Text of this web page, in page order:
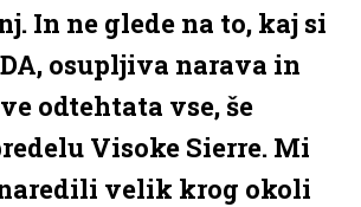
In ne glede na to, kaj si
osupljiva narava in
odtehtata vse, še
Visoke Sierre. Mi
velik krog okoli